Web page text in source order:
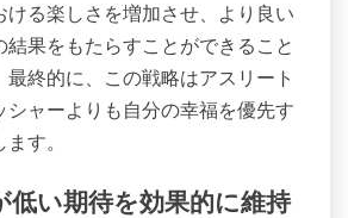
ける楽しさを増加させ、より良い
結果をもたらすことができること
最終的に、この戦略はアスリート
シャーよりも自分の幸福を優先す
す。
低い期待を効果的に維持